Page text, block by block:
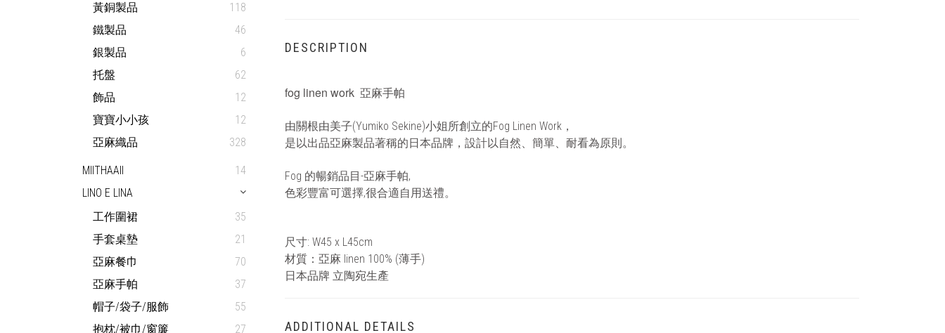
黃銅製品
118
鐵製品
46
銀製品
6
托盤
62
飾品
12
寶寶小小孩
12
亞麻織品
328
MIITHAAII
14
LINO E LINA
工作圍裙
35
手套桌墊
21
亞麻餐巾
70
亞麻手帕
37
帽子/袋子/服飾
55
抱枕/被巾/窗簾
27
DESCRIPTION
fog linen work 亞麻手帕
由關根由美子(Yumiko Sekine)小姐所創立的Fog Linen Work，
是以出品亞麻製品著稱的日本品牌，設計以自然、簡單、耐看為原則。
Fog 的暢銷品目-亞麻手帕,
色彩豐富可選擇,很合適自用送禮。
尺寸: W45 x L45cm
材質：亞麻 linen 100% (薄手)
日本品牌 立陶宛生產
ADDITIONAL DETAILS